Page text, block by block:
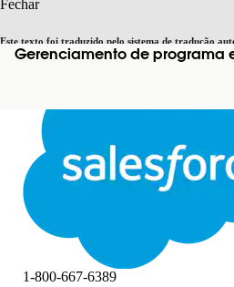
Fechar
Este texto foi traduzido pelo sistema de tradução
aqui. Alternar para inglês Agora não
Fechar Fechar
Gerenciamento de programa
1-800-667-6389